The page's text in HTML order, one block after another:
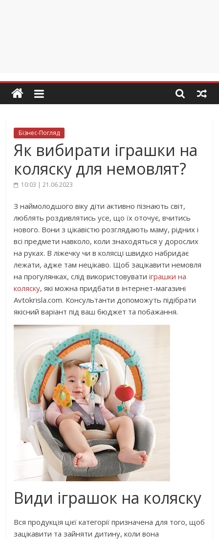
Бізнес-Погляд
Як вибирати іграшки на
коляску для немовлят?
10:03 | 21.06.2023
З наймолодшого віку діти активно пізнають світ,
люблять роздивлятись усе, що їх оточує, вчитись
нового. Вони з цікавістю розглядають маму, рідних і
всі предмети навколо, коли знаходяться у дорослих
на руках. В ліжечку чи в колясці швидко набридає
лежати, адже там нецікаво. Щоб зацікавити немовля
на прогулянках, слід використовуватиіграшки на
коляску, які можна придбати в інтернет-магазині
Avtokrisla.com. Консультанти допоможуть підібрати
якісний варіант під ваш бюджет та побажання.
Види іграшок на коляску
Вся продукція цієї категорії призначена для того, щоб
зацікавити та зайняти дитину, коли вона